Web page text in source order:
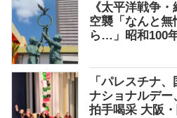
《太平洋戦争
空襲「なんと無
ら…」昭和100
「パレスチナ
ナショナルデー
拍手喝采 大阪